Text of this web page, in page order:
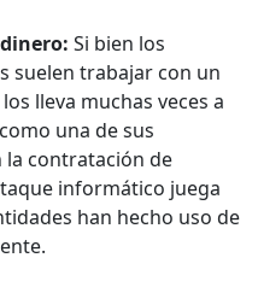
Si bien los
suelen trabajar con un
lleva muchas veces a
una de sus
contratación de
informático juega
han hecho uso de